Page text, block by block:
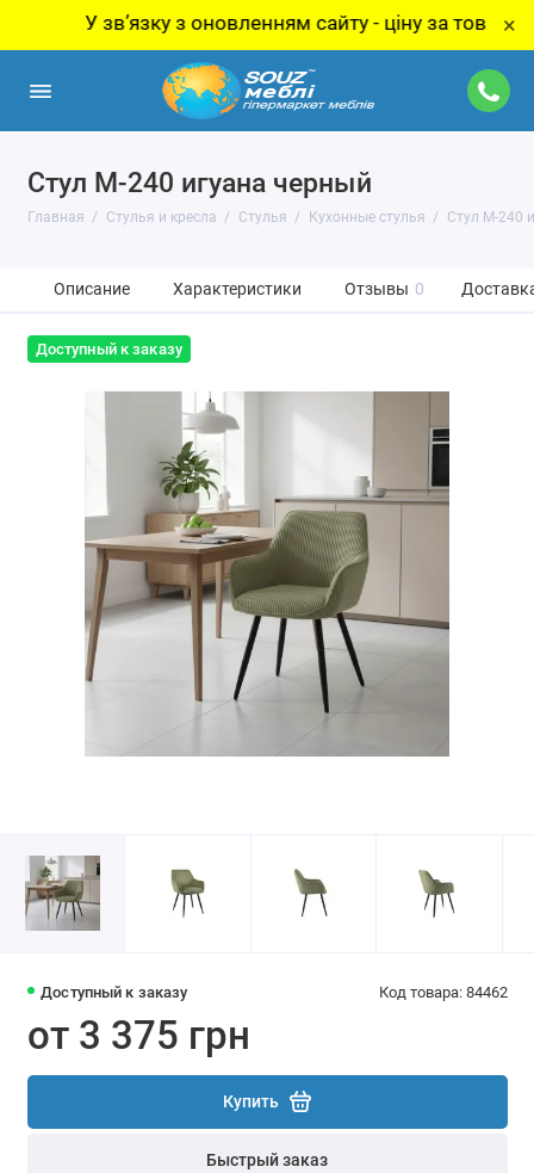
У звʼязку з оновленням сайту - ціну за товар ×
Стул M-240 игуана черный
Главная Стулья и кресла Стулья Кухонные стулья Стул M-240
Описание Характеристики Отзывы 0
Доступный к заказу
Доступный к заказу Код товара: 84462
от 3 375 грн
Купить
Быстрый заказ